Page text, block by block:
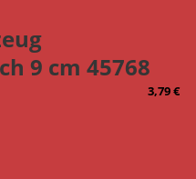
9 cm 45768
3,79€